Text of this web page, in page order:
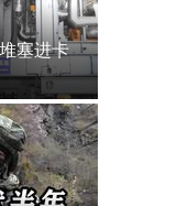
塞进卡